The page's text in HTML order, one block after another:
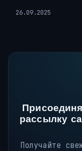
26.09.2025
рассылку
Получайте